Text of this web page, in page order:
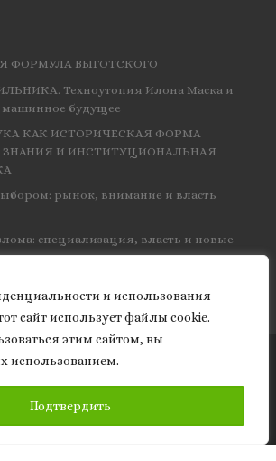
и использования
сайт использует файлы cookie.
этим сайтом, вы
использованием.
Подтвердить
ФОРМУЛА ВЫГОТСКОГО
Техноутопия Илона Маска и
машинное будущее
КАК ИСТОРИЧЕСКАЯ ФОРМА
ЗНАНИЯ И ИНСТИТУЦИОНАЛЬНАЯ
рынок, внимание и власть
специализация, власть и новые
of science– Все права защищены